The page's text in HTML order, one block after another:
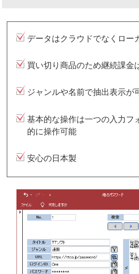
データはクラウドでなくロー
買い切り商品のため継続課金
ジャンルや名前で抽出表示が
基本的な操作は一つの入力フ
的に操作可能
安心の日本製